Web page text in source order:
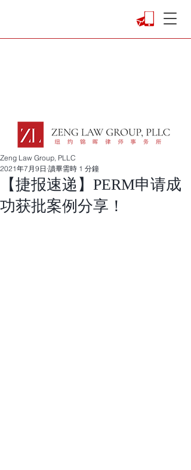
【捷报速递】PERM申请成
功获批案例分享！
Zeng Law Group, PLLC
2021年7月9日 讀畢需時 1 分鐘